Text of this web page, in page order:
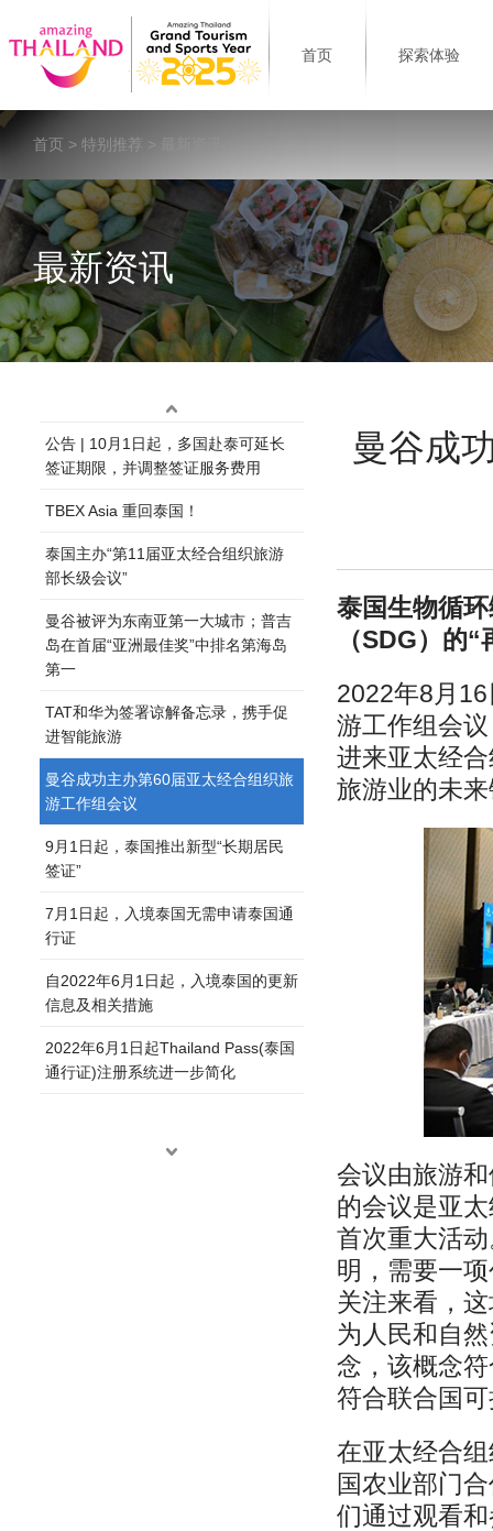
首页 探索体验
首页 > 特别推荐 > 最新资讯
最新资讯
公告 | 10月1日起，多国赴泰可延长
签证期限，并调整签证服务费用
TBEX Asia 重回泰国！
泰国主办“第11届亚太经合组织旅游
部长级会议”
曼谷被评为东南亚第一大城市；普吉
岛在首届“亚洲最佳奖”中排名第海岛
第一
TAT和华为签署谅解备忘录，携手促
进智能旅游
曼谷成功主办第60届亚太经合组织旅
游工作组会议
9月1日起，泰国推出新型“长期居民
签证”
7月1日起，入境泰国无需申请泰国通
行证
自2022年6月1日起，入境泰国的更新
信息及相关措施
2022年6月1日起Thailand Pass(泰国
通行证)注册系统进一步简化
曼谷成
泰国生物循
（SDG）的
2022年8月
游工作组会
进来亚太经
旅游业的未
会议由旅游
的会议是亚
首次重大活
明，需要一
关注来看，
为人民和自
念，该概念
符合联合国
在亚太经合
国农业部门
们通过观看